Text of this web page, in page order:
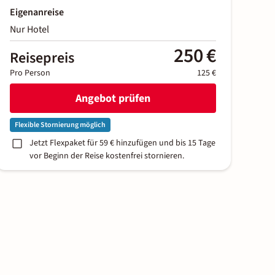
Eigenanreise
Nur Hotel
Reisepreis 250 €
Pro Person 125 €
Angebot prüfen
Flexible Stornierung möglich
Jetzt Flexpaket für 59 € hinzufügen und bis 15 Tage
vor Beginn der Reise kostenfrei stornieren.